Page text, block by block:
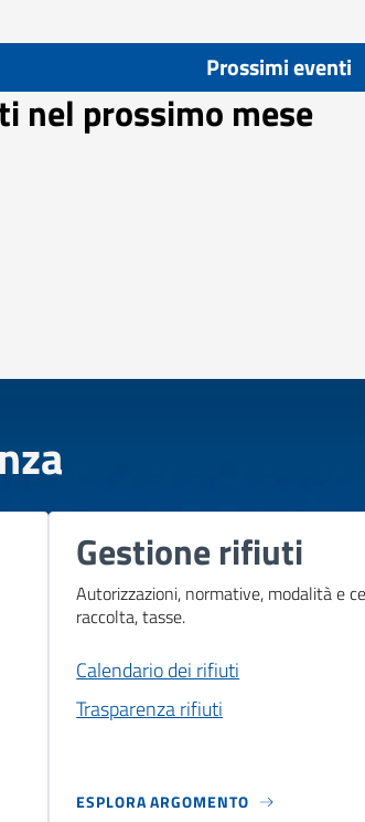
Prossimi eventi
nel prossimo mese
Gestione rifiuti
Autorizzazioni, normative, modalità e
raccolta, tasse.
Calendario dei rifiuti
Trasparenza rifiuti
ESPLORA ARGOMENTO